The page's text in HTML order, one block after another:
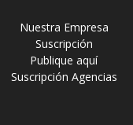
‎ Nuestra Empresa
‎ Suscripción
‎ Publique aquí
‎ Suscripción Agencias